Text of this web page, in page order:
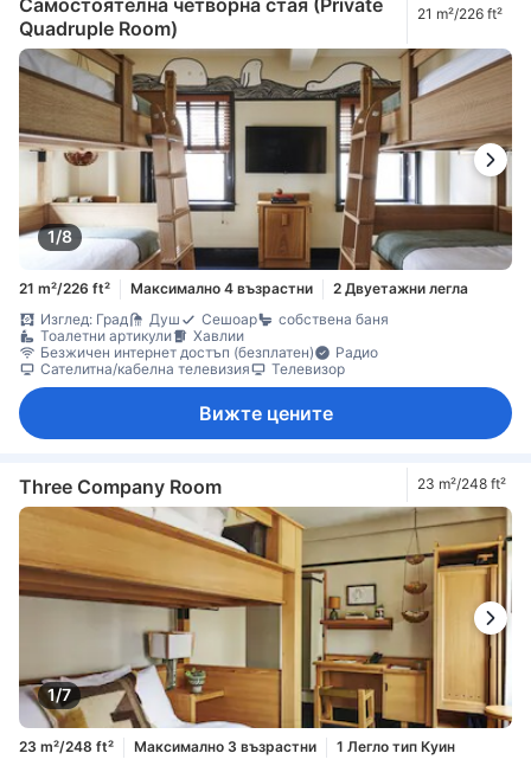
Самостоятелна четворна стая (Private
Quadruple Room)
21 m²/226 ft²
1/8
21 m²/226 ft² Максимално 4 възрастни
2 Двуетажни легла
Изглед: Град
Душ Сешоар
собствена баня
Тоалетни артикули
Хавлии
Безжичен интернет достъп (безплатен)
Радио
Сателитна/кабелна телевизия
Телевизор
Вижте цените
Three Company Room 23 m²/248 ft²
1/7
23 m²/248 ft² Максимално 3 възрастни
1 Легло тип Куин